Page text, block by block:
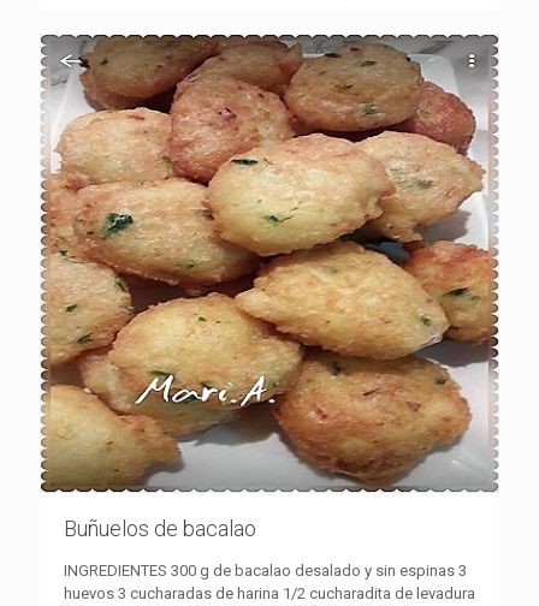
Buñuelos de bacalao
INGREDIENTES 300 g de bacalao desalado y sin espinas 3
huevos 3 cucharadas de harina 1/2 cucharadita de levadura